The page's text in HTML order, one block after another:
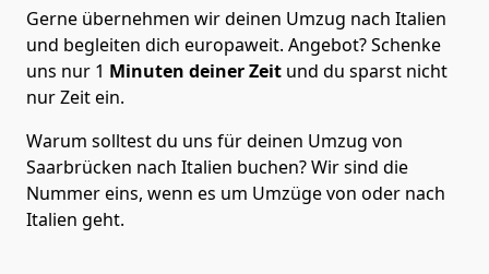
Gerne übernehmen wir deinen Umzug nach Italien
und begleiten dich europaweit. Angebot? Schenke
uns nur 1 Minuten deiner Zeit und du sparst nicht
nur Zeit ein.
Warum solltest du uns für deinen Umzug von
Saarbrücken nach Italien buchen? Wir sind die
Nummer eins, wenn es um Umzüge von oder nach
Italien geht.